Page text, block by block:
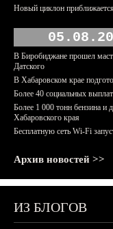
Новый циклон
В Биробиджане прошел
Датского
В Хабаровском крае
Более 40 социальных
Более 1 000 тонн бензина и
Хабаровского края
Бесплатную сеть Wi-Fi
Архив новостей >>
ИЗ БЛОГОВ